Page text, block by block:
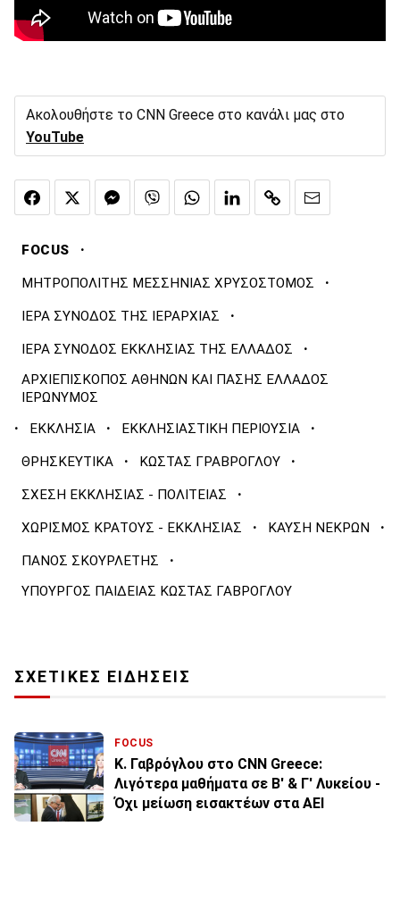
Ακολουθήστε το CNN Greece στο κανάλι μας στο
YouTube
FOCUS ·
ΜΗΤΡΟΠΟΛΙΤΗΣ ΜΕΣΣΗΝΙΑΣ ΧΡΥΣΟΣΤΟΜΟΣ ·
ΙΕΡΑ ΣΥΝΟΔΟΣ ΤΗΣ ΙΕΡΑΡΧΙΑΣ ·
ΙΕΡΑ ΣΥΝΟΔΟΣ ΕΚΚΛΗΣΙΑΣ ΤΗΣ ΕΛΛΑΔΟΣ ·
ΑΡΧΙΕΠΙΣΚΟΠΟΣ ΑΘΗΝΩΝ ΚΑΙ ΠΑΣΗΣ ΕΛΛΑΔΟΣ
ΙΕΡΩΝΥΜΟΣ
· ΕΚΚΛΗΣΙΑ · ΕΚΚΛΗΣΙΑΣΤΙΚΗ ΠΕΡΙΟΥΣΙΑ ·
ΘΡΗΣΚΕΥΤΙΚΑ · ΚΩΣΤΑΣ ΓΡΑΒΡΟΓΛΟΥ ·
ΣΧΕΣΗ ΕΚΚΛΗΣΙΑΣ - ΠΟΛΙΤΕΙΑΣ ·
ΧΩΡΙΣΜΟΣ ΚΡΑΤΟΥΣ - ΕΚΚΛΗΣΙΑΣ · ΚΑΥΣΗ ΝΕΚΡΩΝ ·
ΠΑΝΟΣ ΣΚΟΥΡΛΕΤΗΣ ·
ΥΠΟΥΡΓΟΣ ΠΑΙΔΕΙΑΣ ΚΩΣΤΑΣ ΓΑΒΡΟΓΛΟΥ
ΣΧΕΤΙΚΕΣ ΕΙΔΗΣΕΙΣ
FOCUS
Κ. Γαβρόγλου στο CNN Greece:
Λιγότερα μαθήματα σε Β' & Γ' Λυκείου -
Όχι μείωση εισακτέων στα ΑΕΙ